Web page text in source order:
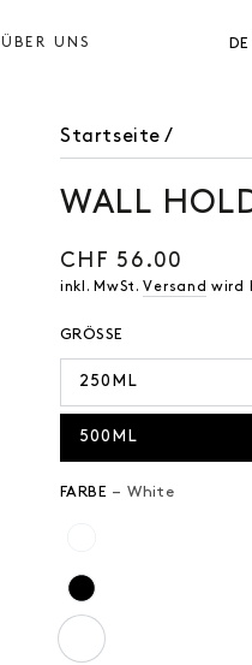
ÜBER UNS DE
Startseite /
WALL
Regulärer
Preis
CHF 56.00
inkl. MwSt.Versand wird
GRÖSSE
250ML
500ML
FARBE – White